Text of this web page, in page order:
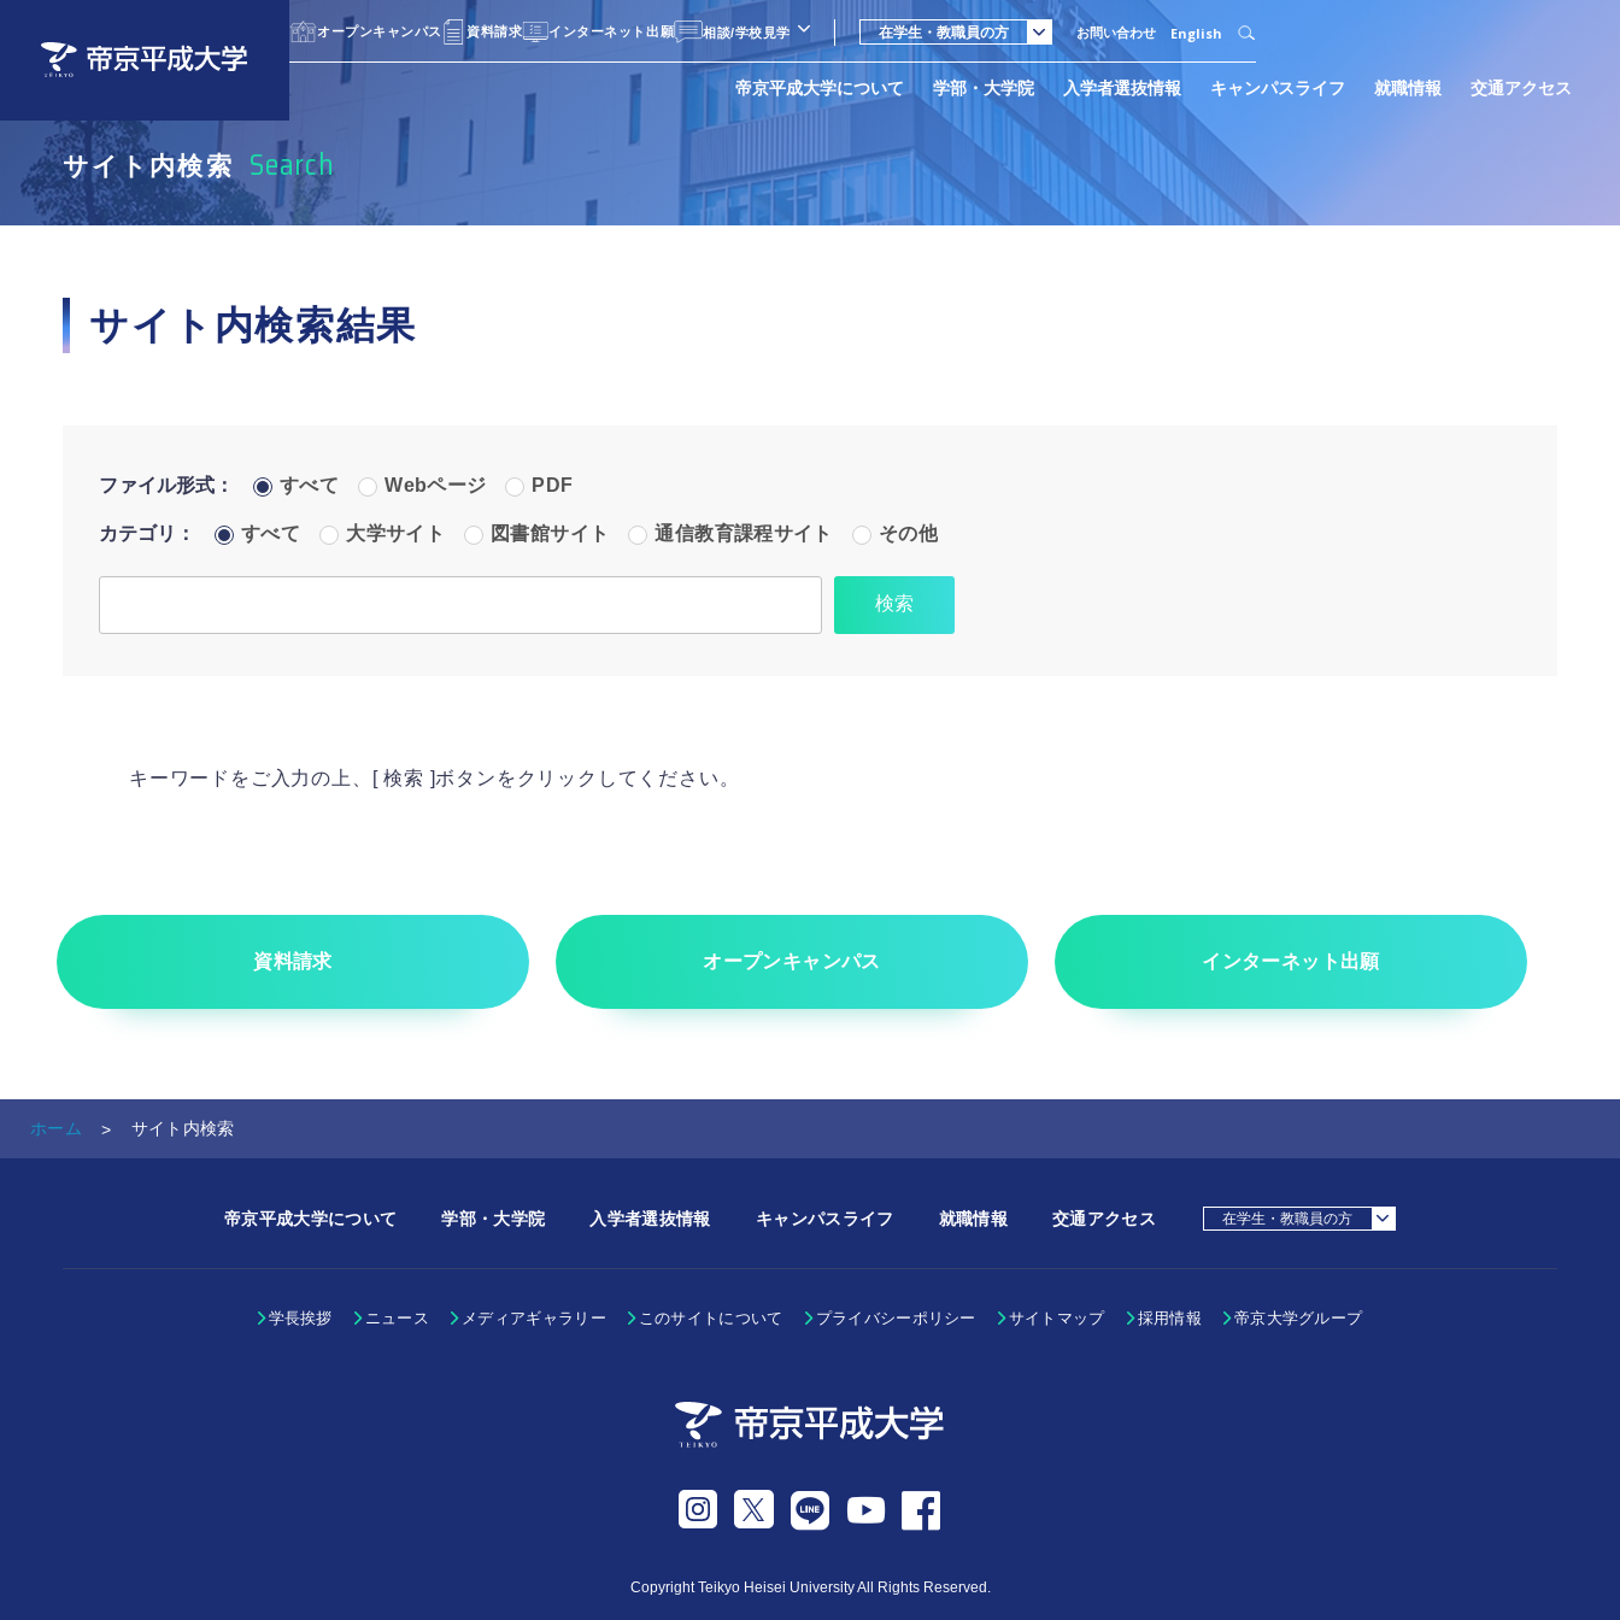
オープンキャンパス 資料請求 インターネット出願 相談/学校見学
LINE相談
在学生・教職員の方
在学生・教職員の方
卒業生の方
地域・一般の方
採用担当の方
お問い合わせ English
帝京平成大学について 学部・大学院 入学者選抜情報 キャンパスライフ 就職情報 交通アクセス
Search
サイト内検索
サイト内検索結果
ファイル形式 ： すべて Webページ PDF
カテゴリ ： すべて 大学サイト 図書館サイト 通信教育課程サイト その他
キーワードをご入力の上、[ 検索 ]ボタンをクリックしてください。
資料請求 オープンキャンパス インターネット出願
ホーム サイト内検索
帝京平成大学について 学部・大学院 入学者選抜情報 キャンパスライフ 就職情報 交通アクセス
学長挨拶 ニュース メディアギャラリー このサイトについて プライバシーポリシー サイトマップ 採用情報 帝京大学グループ
在学生・教職員の方
在学生・教職員の方
InstagramTwitterLINE YoutubeFacebook
Copyright Teikyo Heisei University All Rights Reserved.